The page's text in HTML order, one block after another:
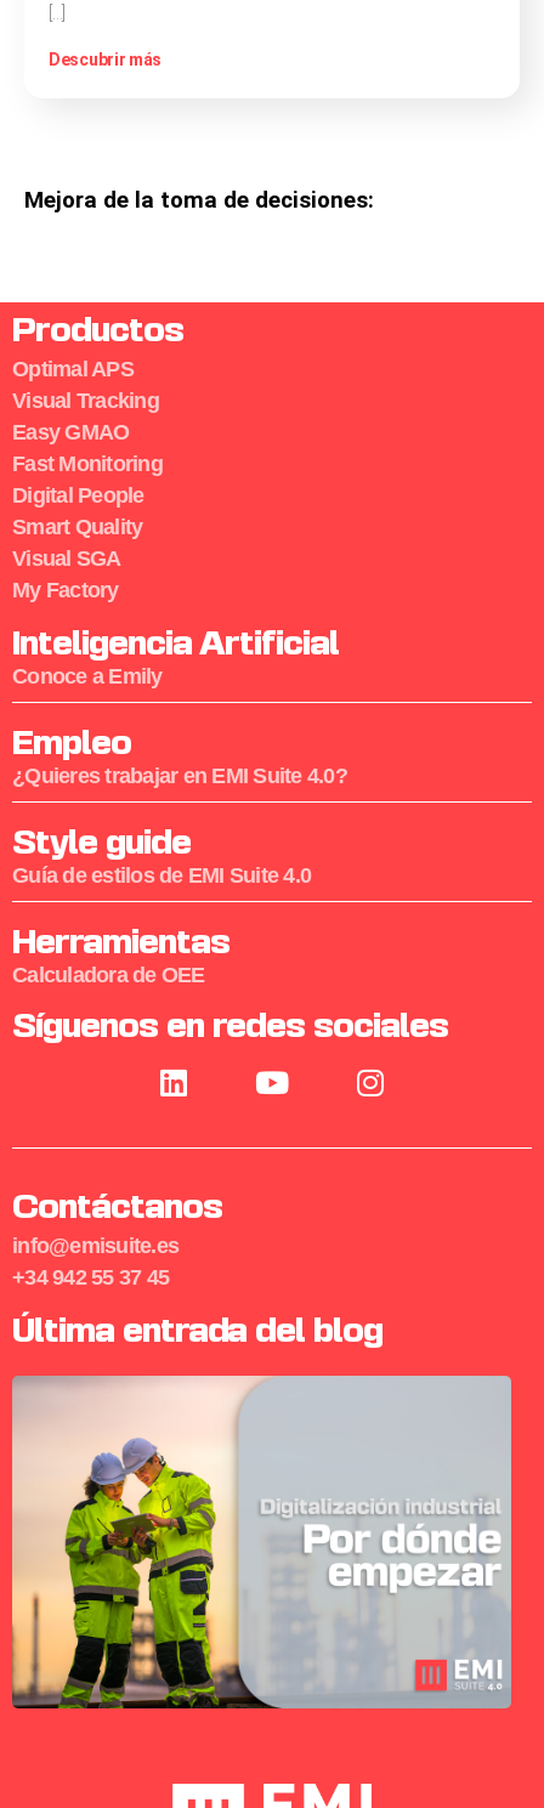
[…]
Descubrir más
Mejora de la toma de decisiones:
Productos
Optimal APS
Visual Tracking
Easy GMAO
Fast Monitoring
Digital People
Smart Quality
Visual SGA
My Factory
Inteligencia Artificial
Conoce a Emily
Empleo
¿Quieres trabajar en EMI Suite 4.0?
Style guide
Guía de estilos de EMI Suite 4.0
Herramientas
Calculadora de OEE
Síguenos en redes sociales
Contáctanos
info@emisuite.es
+34 942 55 37 45
Última entrada del blog